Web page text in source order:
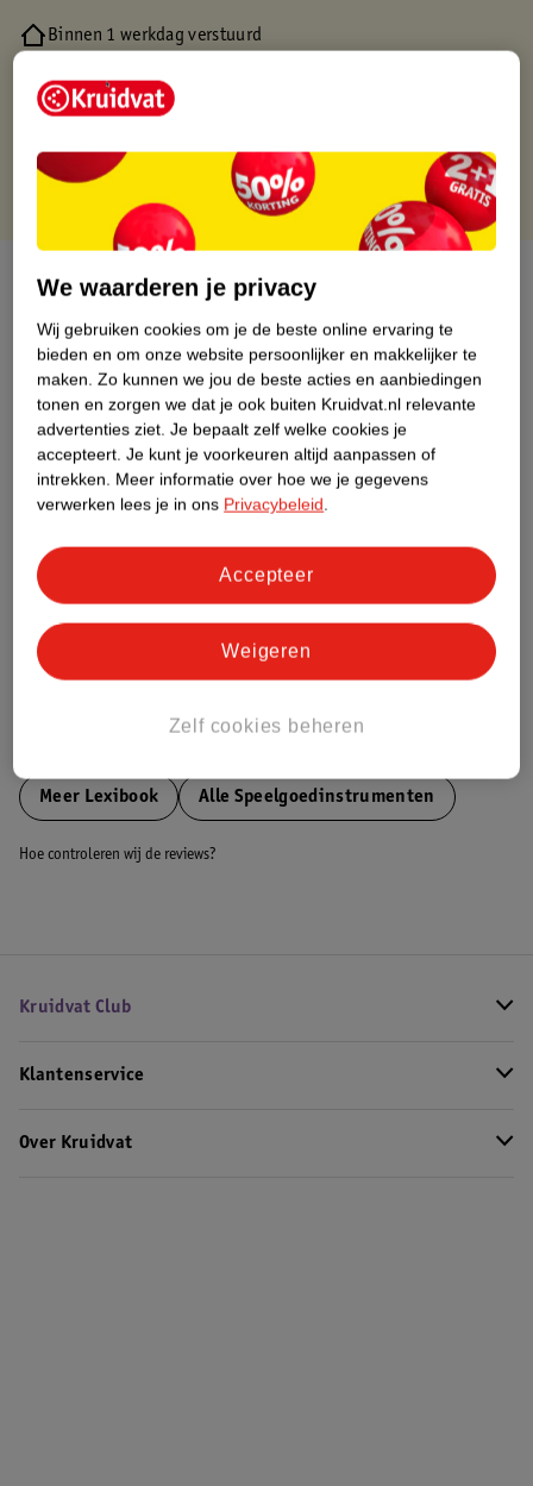
Binnen 1 werkdag verstuurd
Gratis retourneren via verkooppartner.
Gratis punten met je Kruidvat kaart
Over dit product
Productinformatie
Etiketinformatie
Nature Impact Score
Dit product heeft (nog) geen Nature
Bestel & Bezorginformatie
Meer Lexibook Alle Speelgoedinstrumenten
Hoe controleren wij de reviews?
Kruidvat Club
Klantenservice
Over Kruidvat
We waarderen je privacy
Wij gebruiken cookies om je de beste online ervaring te
bieden en om onze website persoonlijker en makkelijker te
maken. Zo kunnen we jou de beste acties en aanbiedingen
tonen en zorgen we dat je ook buiten Kruidvat.nl relevante
advertenties ziet. Je bepaalt zelf welke cookies je
accepteert. Je kunt je voorkeuren altijd aanpassen of
intrekken. Meer informatie over hoe we je gegevens
verwerken lees je in ons Privacybeleid.
Zelf cookies beheren
Weigeren
Accepteer